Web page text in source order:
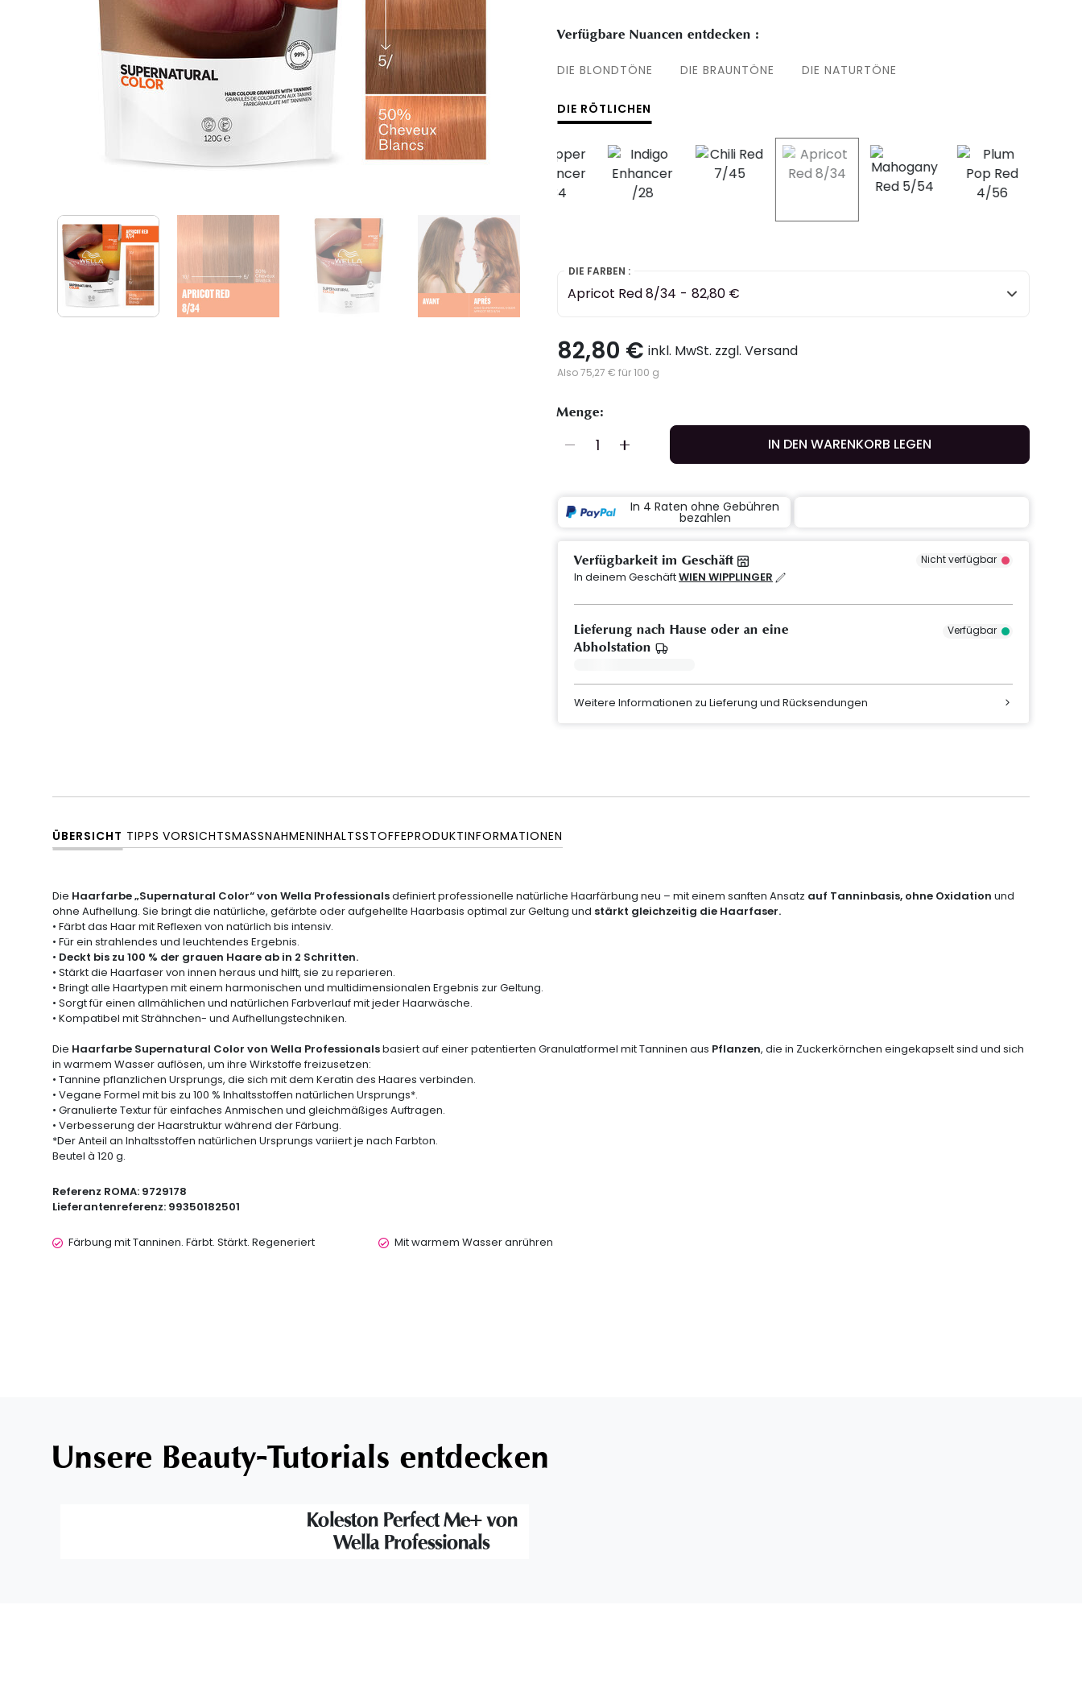
Verfügbare Nuancen entdecken :
DIE BLONDTÖNE DIE BRAUNTÖNE DIE NATURTÖNE
DIE RÖTLICHEN
selected
DIE FARBEN :
Apricot Red 8/34 - 82,80 €
82,80 € inkl. MwSt. zzgl. Versand
Also 75,27 € für 100 g
Menge:
IN DEN WARENKORB LEGEN
In 4 Raten ohne Gebühren
bezahlen
Verfügbarkeit im Geschäft Nicht verfügbar
In deinem GeschäftWIEN WIPPLINGER
Lieferung nach Hause oder an eine
Abholstation
Verfügbar
Weitere Informationen zu Lieferung und Rücksendungen
ÜBERSICHT TIPPS VORSICHTSMASSNAHMEN INHALTSSTOFFEPRODUKTINFORMATIONEN
Die Haarfarbe „Supernatural Color“ von Wella Professionalsdefiniert professionelle natürliche Haarfärbung neu – mit einem sanften Ansatz auf Tanninbasis, ohne Oxidation und
ohne Aufhellung. Sie bringt die natürliche, gefärbte oder aufgehellte Haarbasis optimal zur Geltung und stärkt gleichzeitig die Haarfaser.
• Färbt das Haar mit Reflexen von natürlich bis intensiv.
• Für ein strahlendes und leuchtendes Ergebnis.
• Deckt bis zu 100 % der grauen Haare ab in 2 Schritten.
• Stärkt die Haarfaser von innen heraus und hilft, sie zu reparieren.
• Bringt alle Haartypen mit einem harmonischen und multidimensionalen Ergebnis zur Geltung.
• Sorgt für einen allmählichen und natürlichen Farbverlauf mit jeder Haarwäsche.
• Kompatibel mit Strähnchen- und Aufhellungstechniken.
Die Haarfarbe Supernatural Color von Wella Professionalsbasiert auf einer patentierten Granulatformel mit Tanninen aus Pflanzen, die in Zuckerkörnchen eingekapselt sind und sich
in warmem Wasser auflösen, um ihre Wirkstoffe freizusetzen:
• Tannine pflanzlichen Ursprungs, die sich mit dem Keratin des Haares verbinden.
• Vegane Formel mit bis zu 100 % Inhaltsstoffen natürlichen Ursprungs*.
• Granulierte Textur für einfaches Anmischen und gleichmäßiges Auftragen.
• Verbesserung der Haarstruktur während der Färbung.
*Der Anteil an Inhaltsstoffen natürlichen Ursprungs variiert je nach Farbton.
Beutel à 120 g.
Referenz ROMA: 9729178
Lieferantenreferenz: 99350182501
Färbung mit Tanninen. Färbt. Stärkt. Regeneriert Mit warmem Wasser anrühren
Unsere Beauty-Tutorials entdecken
Koleston Perfect Me+ von
Wella Professionals